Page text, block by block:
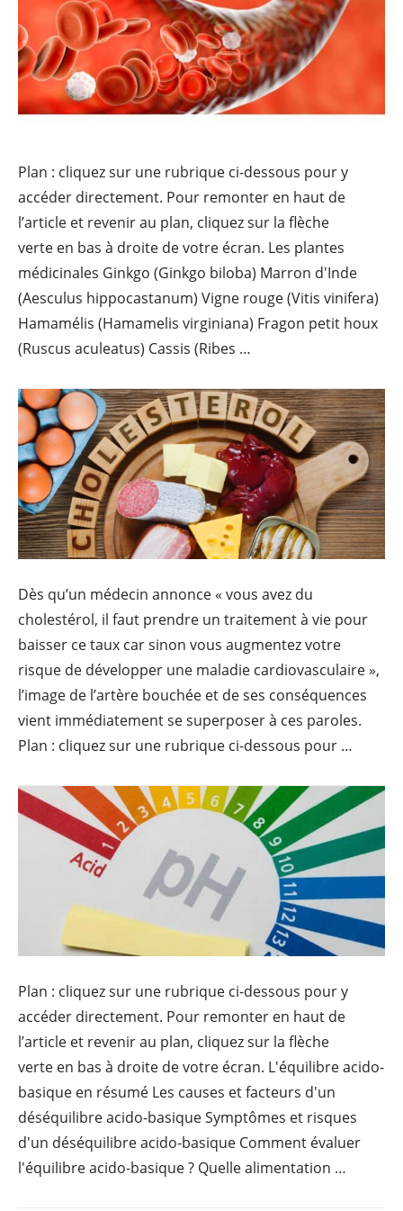
Plan : cliquez sur une rubrique ci-dessous pour y
accéder directement. Pour remonter en haut de
l’article et revenir au plan, cliquez sur la flèche
verte en bas à droite de votre écran. Les plantes
médicinales Ginkgo (Ginkgo biloba) Marron d'Inde
(Aesculus hippocastanum) Vigne rouge (Vitis vinifera)
Hamamélis (Hamamelis virginiana) Fragon petit houx
(Ruscus aculeatus) Cassis (Ribes …
Dès qu’un médecin annonce « vous avez du
cholestérol, il faut prendre un traitement à vie pour
baisser ce taux car sinon vous augmentez votre
risque de développer une maladie cardiovasculaire »,
l’image de l’artère bouchée et de ses conséquences
vient immédiatement se superposer à ces paroles.
Plan : cliquez sur une rubrique ci-dessous pour …
Plan : cliquez sur une rubrique ci-dessous pour y
accéder directement. Pour remonter en haut de
l’article et revenir au plan, cliquez sur la flèche
verte en bas à droite de votre écran. L'équilibre acido-
basique en résumé Les causes et facteurs d'un
déséquilibre acido-basique Symptômes et risques
d'un déséquilibre acido-basique Comment évaluer
l'équilibre acido-basique ? Quelle alimentation …